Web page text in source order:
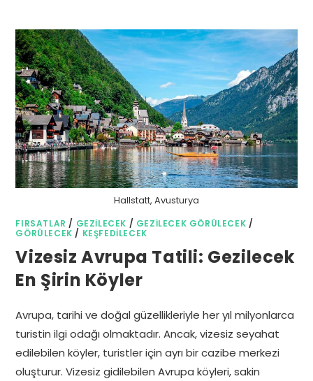
Hallstatt, Avusturya
FIRSATLAR / GEZILECEK / GEZILECEK GÖRÜLECEK /
GÖRÜLECEK / KEŞFEDILECEK
Vizesiz Avrupa Tatili: Gezilecek
En Şirin Köyler
Avrupa, tarihi ve doğal güzellikleriyle her yıl milyonlarca
turistin ilgi odağı olmaktadır. Ancak, vizesiz seyahat
edilebilen köyler, turistler için ayrı bir cazibe merkezi
oluşturur. Vizesiz gidilebilen Avrupa köyleri, sakin